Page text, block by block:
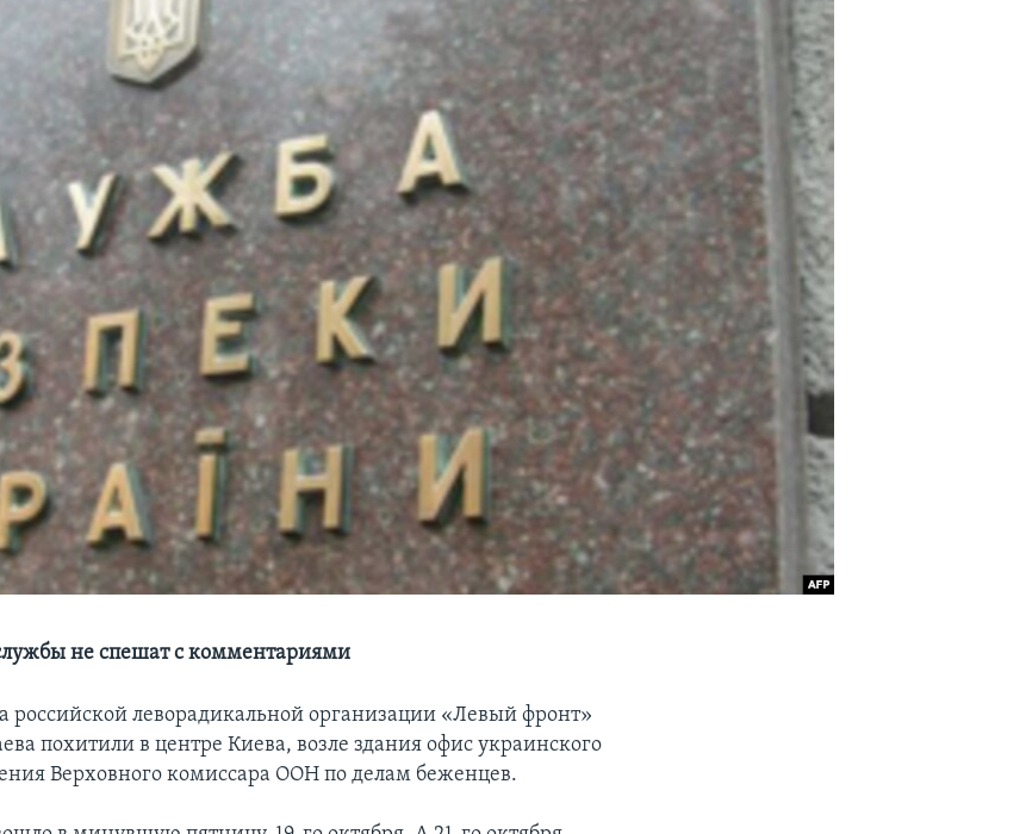
не спешат с комментариями
российской леворадикальной организации «Левый фронт»
похитили в центре Киева, возле здания офис украинского
Верховного комиссара ООН по делам беженцев.